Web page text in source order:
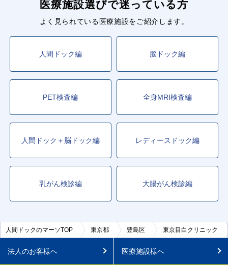
医療施設選びで迷っている方
よく見られている医療施設をご紹介します。
人間ドック編 脳ドック編
PET検査編 全身MRI検査編
人間ドック＋脳ドック編 レディースドック編
乳がん検診編 大腸がん検診編
人間ドックのマーソTOP 東京都 豊島区 東京目白クリニック
法人のお客様へ 医療施設様へ